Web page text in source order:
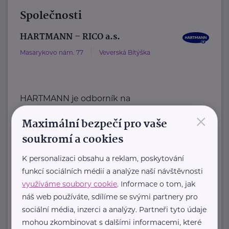
Společnosti
HARTMANN – RICO a.s.
Masarykovo nám. 77 Veverská Bítýška
HARTMANN je odborník na
řešení s dlouholetou tradicí.
Zaměřuje ...
https://hartmanndirect.com/cs-cz
info@hartmanndirect.cz
Ministerstvo zdravotnictví ČR
×
Maximální bezpečí pro vaše
soukromí a cookies
K personalizaci obsahu a reklam, poskytování
funkcí sociálních médií a analýze naší návštěvnosti
využíváme soubory cookie. Informace o tom, jak
náš web používáte, sdílíme se svými partnery pro
sociální média, inzerci a analýzy. Partneři tyto údaje
mohou zkombinovat s dalšími informacemi, které